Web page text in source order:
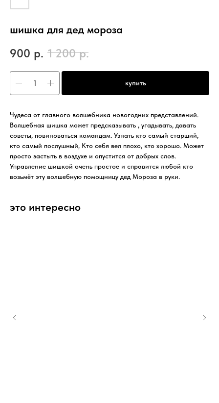
шишка для дед мороза
900 р. 1 200 р.
купить
Чудеса от главного волшебника новогодних представлений.
Волшебная шишка может предсказывать , угадывать, давать
советы, повиноваться командам. Узнать кто самый старший,
кто самый послушный, Кто себя вел плохо, кто хорошо. Может
просто застыть в воздухе и опустится от добрых слов.
Управление шишкой очень простое и справится любой кто
возьмёт эту волшебную помощницу дед Мороза в руки.
это интересно